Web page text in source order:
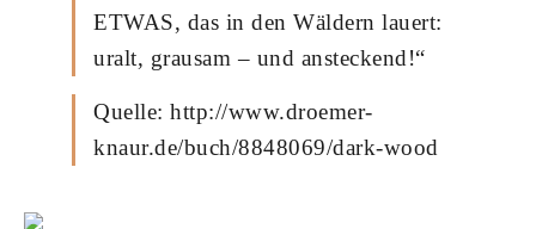
ETWAS, das in den Wäldern lauert:
uralt, grausam – und ansteckend!“
Quelle: http://www.droemer-
knaur.de/buch/8848069/dark-wood